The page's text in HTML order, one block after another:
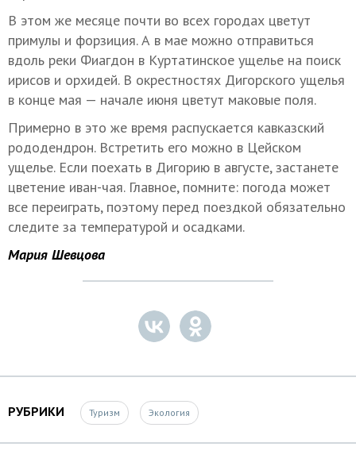
В этом же месяце почти во всех городах цветут
примулы и форзиция. А в мае можно отправиться
вдоль реки Фиагдон в Куртатинское ущелье на поиск
ирисов и орхидей. В окрестностях Дигорского ущелья
в конце мая — начале июня цветут маковые поля.
Примерно в это же время распускается кавказский
рододендрон. Встретить его можно в Цейском
ущелье. Если поехать в Дигорию в августе, застанете
цветение иван-чая. Главное, помните: погода может
все переиграть, поэтому перед поездкой обязательно
следите за температурой и осадками.
Мария Шевцова
РУБРИКИ Туризм Экология